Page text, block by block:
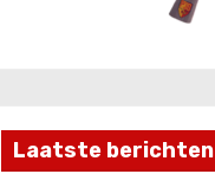
Laatste berichten